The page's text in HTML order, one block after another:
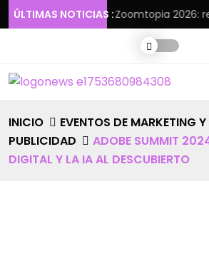
ÚLTIMAS NOTICIAS :Zoomtopia 2026: reunirá
INICIO
EVENTOS DE MARKETING Y
PUBLICIDAD
ADOBE SUMMIT
DIGITAL Y LA IA AL DESCUBIERTO